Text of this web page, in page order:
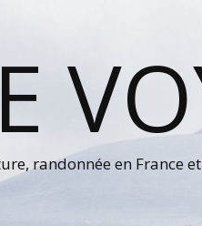
randonnée en France